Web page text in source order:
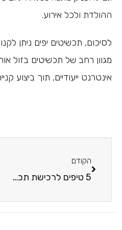
ההולדת ולכל אירוע.
לסיכום, תכשיטים יפים ניתן
מגוון רחב של תכשיטים בזול
אינטרנט ייעודיים, תוך ביצוע
הקודם
5 טיפים לרכישת תכשיטים באינטרנט